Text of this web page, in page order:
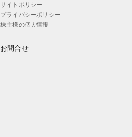
サイトポリシー
プライバシーポリシー
株主様の個人情報
お問合せ